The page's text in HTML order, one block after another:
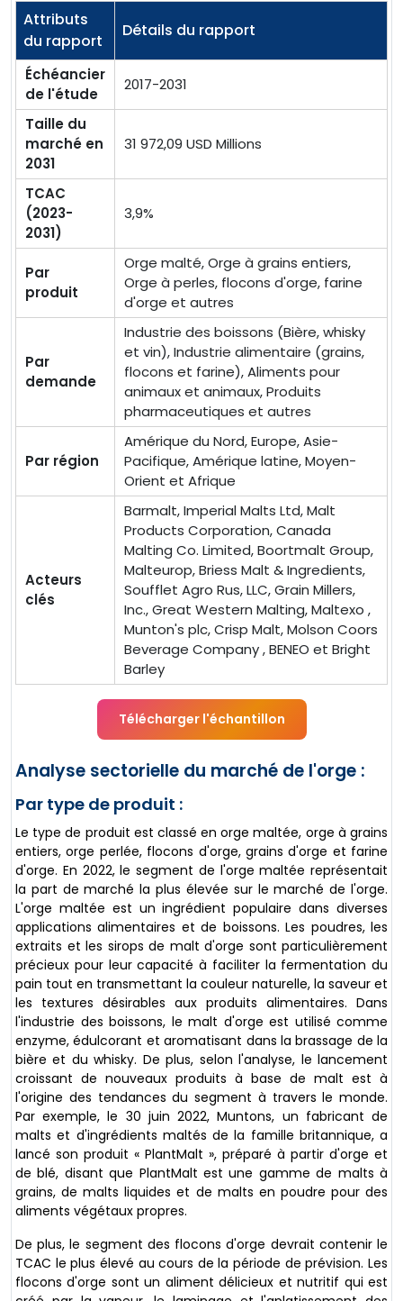
Attributs
du rapport
Détails du rapport
Échéancier
de l'étude
2017-2031
Taille du
marché en
2031
31 972,09 USD Millions
TCAC
(2023-
2031)
3,9%
Par
produit
Orge malté, Orge à grains entiers,
Orge à perles, flocons d'orge, farine
d'orge et autres
Par
demande
Industrie des boissons (Bière, whisky
et vin), Industrie alimentaire (grains,
flocons et farine), Aliments pour
animaux et animaux, Produits
pharmaceutiques et autres
Par région
Amérique du Nord, Europe, Asie-
Pacifique, Amérique latine, Moyen-
Orient et Afrique
Acteurs
clés
Barmalt, Imperial Malts Ltd, Malt
Products Corporation, Canada
Malting Co. Limited, Boortmalt Group,
Malteurop, Briess Malt & Ingredients,
Soufflet Agro Rus, LLC, Grain Millers,
Inc., Great Western Malting, Maltexo ,
Munton's plc, Crisp Malt, Molson Coors
Beverage Company , BENEO et Bright
Barley
Télécharger l'échantillon
Analyse sectorielle du marché de l'orge :
Par type de produit :
Le type de produit est classé en orge maltée, orge à grains
entiers, orge perlée, flocons d'orge, grains d'orge et farine
d'orge. En 2022, le segment de l'orge maltée représentait
la part de marché la plus élevée sur le marché de l'orge.
L'orge maltée est un ingrédient populaire dans diverses
applications alimentaires et de boissons. Les poudres, les
extraits et les sirops de malt d'orge sont particulièrement
précieux pour leur capacité à faciliter la fermentation du
pain tout en transmettant la couleur naturelle, la saveur et
les textures désirables aux produits alimentaires. Dans
l'industrie des boissons, le malt d'orge est utilisé comme
enzyme, édulcorant et aromatisant dans la brassage de la
bière et du whisky. De plus, selon l'analyse, le lancement
croissant de nouveaux produits à base de malt est à
l'origine des tendances du segment à travers le monde.
Par exemple, le 30 juin 2022, Muntons, un fabricant de
malts et d'ingrédients maltés de la famille britannique, a
lancé son produit « PlantMalt », préparé à partir d'orge et
de blé, disant que PlantMalt est une gamme de malts à
grains, de malts liquides et de malts en poudre pour des
aliments végétaux propres.
De plus, le segment des flocons d'orge devrait contenir le
TCAC le plus élevé au cours de la période de prévision. Les
flocons d'orge sont un aliment délicieux et nutritif qui est